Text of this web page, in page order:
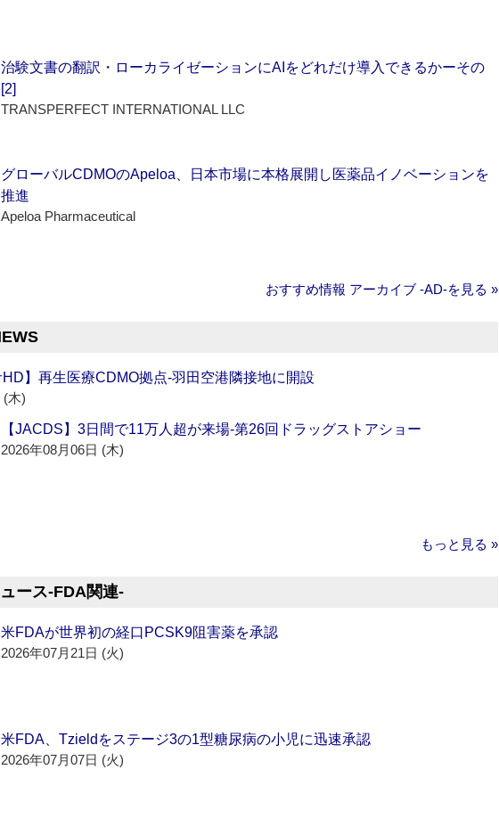
治験文書の翻訳・ローカライゼーションにAIをどれだけ導入できるかーその
[2]
TRANSPERFECT INTERNATIONAL LLC
グローバルCDMOのApeloa、日本市場に本格展開し医薬品イノベーションを
推進
Apeloa Pharmaceutical
おすすめ情報 アーカイブ ‐AD‐を見る »
HD】再生医療CDMO拠点‐羽田空港隣接地に開設
(木)
【JACDS】3日間で11万人超が来場‐第26回ドラッグストアショー
2026年08月06日 (木)
もっと見る »
ース‐FDA関連‐
米FDAが世界初の経口PCSK9阻害薬を承認
2026年07月21日 (火)
米FDA、Tzieldをステージ3の1型糖尿病の小児に迅速承認
2026年07月07日 (火)